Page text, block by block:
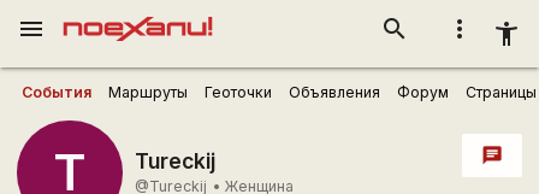
more_vert accessibility_new
search
menu
События Маршруты Геоточки Объявления Форум Страницы
T Tureckij
@Tureckij • Женщина
chat